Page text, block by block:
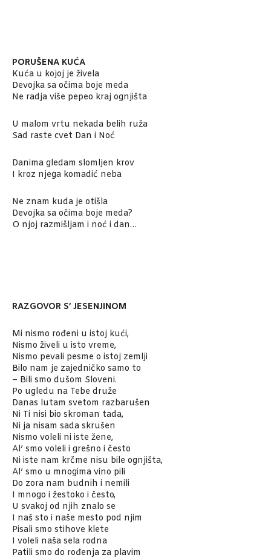
PORUŠENA KUĆA
Kuća u kojoj je živela
Devojka sa očima boje meda
Ne radja više pepeo kraj ognjišta
U malom vrtu nekada belih ruža
Sad raste cvet Dan i Noć
Danima gledam slomljen krov
I kroz njega komadić neba
Ne znam kuda je otišla
Devojka sa očima boje meda?
O njoj razmišljam i noć i dan…
RAZGOVOR S’ JESENJINOM
Mi nismo rođeni u istoj kući,
Nismo živeli u isto vreme,
Nismo pevali pesme o istoj zemlji
Bilo nam je zajedničko samo to
– Bili smo dušom Sloveni.
Po ugledu na Tebe druže
Danas lutam svetom razbarušen
Ni Ti nisi bio skroman tada,
Ni ja nisam sada skrušen
Nismo voleli ni iste žene,
Al’ smo voleli i grešno i često
Ni iste nam krčme nisu bile ognjišta,
Al’ smo u mnogima vino pili
Do zora nam budnih i nemili
I mnogo i žestoko i često,
U svakoj od njih znalo se
I naš sto i naše mesto pod njim
Pisali smo stihove klete
I voleli naša sela rodna
Patili smo do rođenja za plavim